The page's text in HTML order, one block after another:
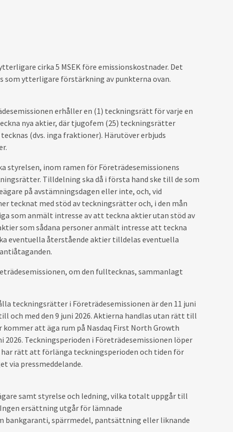
cirka 5 MSEK före emissionskostnader. Det
ytterligare förstärkning av punkterna ovan.
erhåller en (1) teckningsrätt för varje en
nya aktier, där tjugofem (25) teckningsrätter
(dvs. inga fraktioner). Härutöver erbjuds
styrelsen, inom ramen för Företrädesemissionens
Tilldelning ska då i första hand ske till de som
på avstämningsdagen eller inte, och, vid
tecknat med stöd av teckningsrätter och, i den mån
som anmält intresse av att teckna aktier utan stöd av
som sådana personer anmält intresse att teckna
eventuella återstående aktier tilldelas eventuella
om den fulltecknas, sammanlagt
teckningsrätter i Företrädesemissionen är den 11 juni
och med den 9 juni 2026. Aktierna handlas utan rätt till
att äga rum på Nasdaq First North Growth
2026. Teckningsperioden i Företrädesemissionen löper
har rätt att förlänga teckningsperioden och tiden för
via pressmeddelande.
samt styrelse och ledning, vilka totalt uppgår till
ersättning utgår för lämnade
bankgaranti, spärrmedel, pantsättning eller liknande